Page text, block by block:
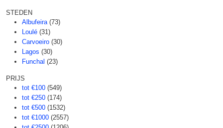
STEDEN
Albufeira (73)
Loulé (31)
Carvoeiro (30)
Lagos (30)
Funchal (23)
PRIJS
tot €100 (549)
tot €250 (174)
tot €500 (1532)
tot €1000 (2557)